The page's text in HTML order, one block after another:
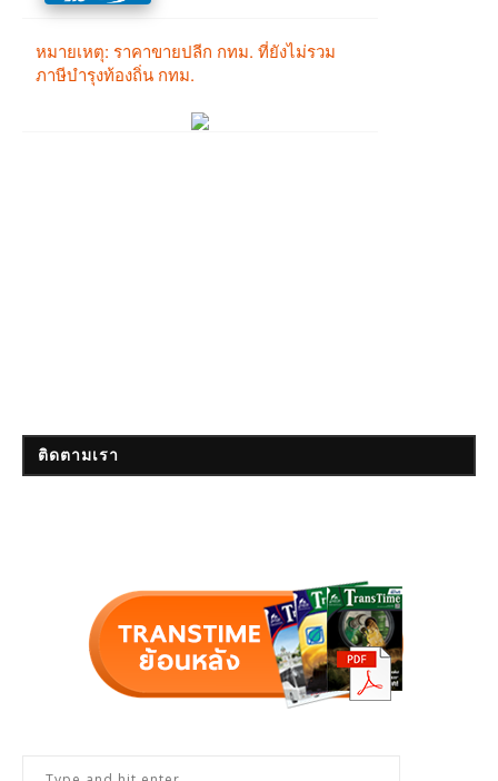
ติดตามเรา